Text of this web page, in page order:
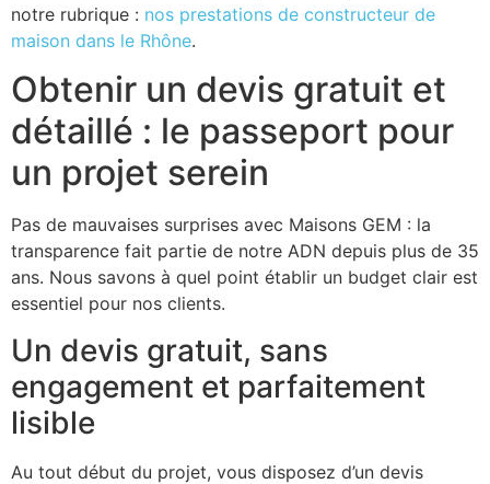
notre rubrique : nos prestations de constructeur de
maison dans le Rhône.
Obtenir un devis gratuit et
détaillé : le passeport pour
un projet serein
Pas de mauvaises surprises avec Maisons GEM : la
transparence fait partie de notre ADN depuis plus de 35
ans. Nous savons à quel point établir un budget clair est
essentiel pour nos clients.
Un devis gratuit, sans
engagement et parfaitement
lisible
Au tout début du projet, vous disposez d’un devis